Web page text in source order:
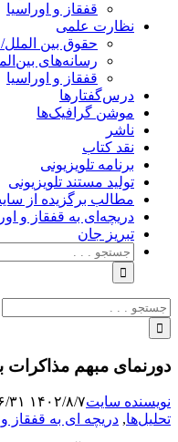
قفقاز و اوراسیا
نظارت علمی
حقوق بین
رسانه‌های
قفقاز و اوراسیا
درس‌گفتارها
موشن گرافیک‌ها
ناشر
نقد کتاب
برنامه‌ تلویزیونی
تولید مستند تلویزیونی
مطالب برگزیده از
دریچه‌ای به قفقاز و
تبریزِ جان
جستجو
برای:
جستجو
برای:
دورنمای مبهم مذاکرات
نویسنده سایت۱۴۰۲/۸/۷ ۱۳:۴۷:۳۷
تحلیل‌ها, دریچه ای به قفقاز و